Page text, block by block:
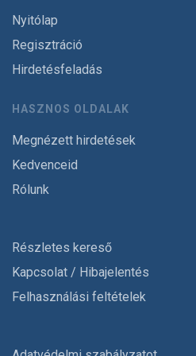
Nyitólap
Regisztráció
Hirdetésfeladás
HASZNOS OLDALAK
Megnézett hirdetések
Kedvenceid
Rólunk
Részletes kereső
Kapcsolat / Hibajelentés
Felhasználási feltételek